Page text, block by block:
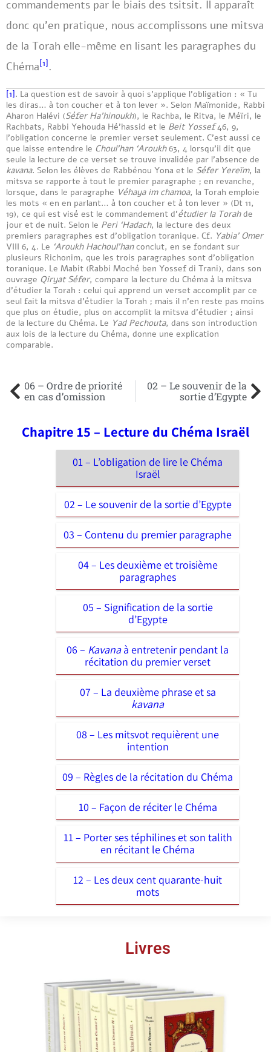
commandements par le biais des tsitsit. Il apparaît
donc qu’en pratique, nous accomplissons une mitsva
de la Torah elle-même en lisant les paragraphes du
Chéma[1] .
[1]. La question est de savoir à quoi s’applique l’obligation : « Tu
les diras… à ton coucher et à ton lever ». Selon Maïmonide, Rabbi
Aharon Halévi (Séfer Ha’hinoukh), le Rachba, le Ritva, le Méïri, le
Rachbats, Rabbi Yehouda Hé’hassid et le Beit Yossef46, 9,
l’obligation concerne le premier verset seulement. C’est aussi ce
que laisse entendre le Choul’han ‘Aroukh63, 4 lorsqu’il dit que
seule la lecture de ce verset se trouve invalidée par l’absence de
kavana. Selon les élèves de Rabbénou Yona et le Séfer Yereïm, la
mitsva se rapporte à tout le premier paragraphe ; en revanche,
lorsque, dans le paragraphe Véhaya im chamoa, la Torah emploie
les mots « en en parlant… à ton coucher et à ton lever » (Dt 11,
19), ce qui est visé est le commandement d’étudier la Torahde
jour et de nuit. Selon le Peri ‘Hadach, la lecture des deux
premiers paragraphes est d’obligation toranique. Cf. Yabia’ Omer
VIII 6, 4. Le ‘Aroukh Hachoul’hanconclut, en se fondant sur
plusieurs Richonim, que les trois paragraphes sont d’obligation
toranique. Le Mabit (Rabbi Moché ben Yossef di Trani), dans son
ouvrage Qiryat Séfer, compare la lecture du Chéma à la mitsva
d’étudier la Torah : celui qui apprend un verset accomplit par ce
seul fait la mitsva d’étudier la Torah ; mais il n’en reste pas moins
que plus on étudie, plus on accomplit la mitsva d’étudier ; ainsi
de la lecture du Chéma. Le Yad Pechouta, dans son introduction
aux lois de la lecture du Chéma, donne une explication
comparable.
06 – Ordre de priorité
en cas d’omission
02 – Le souvenir de la
sortie d’Egypte
Chapitre 15 – Lecture du Chéma Israël
01 – L’obligation de lire le Chéma
Israël
02 – Le souvenir de la sortie d’Egypte
03 – Contenu du premier paragraphe
04 – Les deuxième et troisième
paragraphes
05 – Signification de la sortie
d’Egypte
06 – Kavanaà entretenir pendant la
récitation du premier verset
07 – La deuxième phrase et sa
kavana
08 – Les mitsvot requièrent une
intention
09 – Règles de la récitation du Chéma
10 – Façon de réciter le Chéma
11 – Porter ses téphilines et son talith
en récitant le Chéma
12 – Les deux cent quarante-huit
mots
Livres